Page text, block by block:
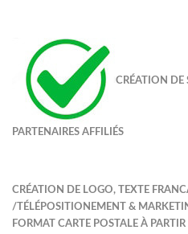
CRÉATION DE
PARTENAIRES AFFILIÉS
C RÉATION DE LOGO, TEXTE
/TÉLÉPOSITIONEMENT &
FORMAT CARTE POSTALE À